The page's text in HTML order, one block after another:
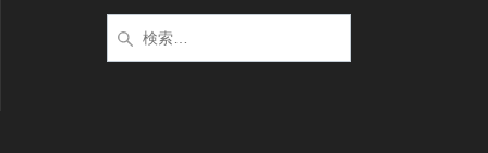
検
索: